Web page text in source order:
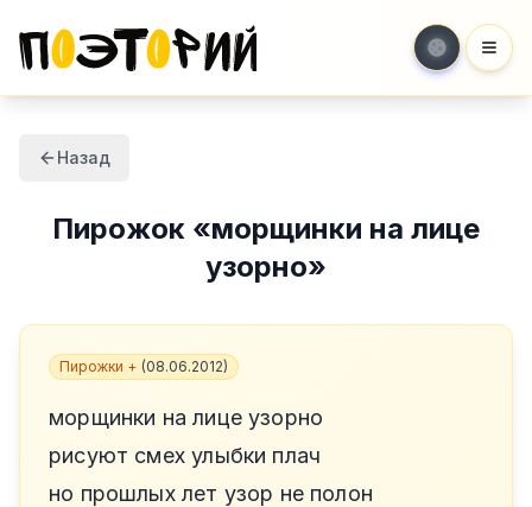
Назад
Пирожок «морщинки на лице
узорно»
Пирожки + (08.06.2012)
морщинки на лице узорно
рисуют смех улыбки плач
но прошлых лет узор не полон